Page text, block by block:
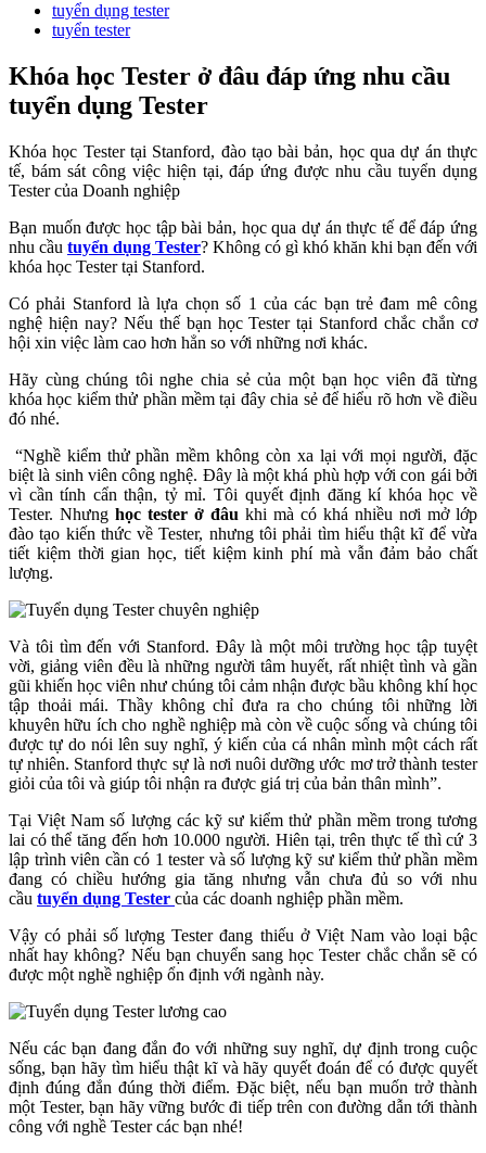
tuyển dụng tester
tuyển tester
Khóa học Tester ở đâu đáp ứng nhu cầu
tuyển dụng Tester
Khóa học Tester tại Stanford, đào tạo bài bản, học qua dự án thực
tế, bám sát công việc hiện tại, đáp ứng được nhu cầu tuyển dụng
Tester của Doanh nghiệp
Bạn muốn được học tập bài bản, học qua dự án thực tế để đáp ứng
nhu cầu tuyển dụng Tester? Không có gì khó khăn khi bạn đến với
khóa học Tester tại Stanford.
Có phải Stanford là lựa chọn số 1 của các bạn trẻ đam mê công
nghệ hiện nay? Nếu thế bạn học Tester tại Stanford chắc chắn cơ
hội xin việc làm cao hơn hẳn so với những nơi khác.
Hãy cùng chúng tôi nghe chia sẻ của một bạn học viên đã từng
khóa học kiểm thử phần mềm tại đây chia sẻ để hiểu rõ hơn về điều
đó nhé.
“Nghề kiểm thử phần mềm không còn xa lại với mọi người, đặc
biệt là sinh viên công nghệ. Đây là một khá phù hợp với con gái bởi
vì cần tính cẩn thận, tỷ mỉ. Tôi quyết định đăng kí khóa học về
Tester. Nhưng học tester ở đâu khi mà có khá nhiều nơi mở lớp
đào tạo kiến thức về Tester, nhưng tôi phải tìm hiểu thật kĩ để vừa
tiết kiệm thời gian học, tiết kiệm kinh phí mà vẫn đảm bảo chất
lượng.
Và tôi tìm đến với Stanford. Đây là một môi trường học tập tuyệt
vời, giảng viên đều là những người tâm huyết, rất nhiệt tình và gần
gũi khiến học viên như chúng tôi cảm nhận được bầu không khí học
tập thoải mái. Thầy không chỉ đưa ra cho chúng tôi những lời
khuyên hữu ích cho nghề nghiệp mà còn về cuộc sống và chúng tôi
được tự do nói lên suy nghĩ, ý kiến của cá nhân mình một cách rất
tự nhiên. Stanford thực sự là nơi nuôi dưỡng ước mơ trở thành tester
giỏi của tôi và giúp tôi nhận ra được giá trị của bản thân mình”.
Tại Việt Nam số lượng các kỹ sư kiểm thử phần mềm trong tương
lai có thể tăng đến hơn 10.000 người. Hiên tại, trên thực tế thì cứ 3
lập trình viên cần có 1 tester và số lượng kỹ sư kiểm thử phần mềm
đang có chiều hướng gia tăng nhưng vẫn chưa đủ so với nhu
cầu tuyển dụng Tester của các doanh nghiệp phần mềm.
Vậy có phải số lượng Tester đang thiếu ở Việt Nam vào loại bậc
nhất hay không? Nếu bạn chuyển sang học Tester chắc chắn sẽ có
được một nghề nghiệp ổn định với ngành này.
Nếu các bạn đang đắn đo với những suy nghĩ, dự định trong cuộc
sống, bạn hãy tìm hiểu thật kĩ và hãy quyết đoán để có được quyết
định đúng đắn đúng thời điểm. Đặc biệt, nếu bạn muốn trở thành
một Tester, bạn hãy vững bước đi tiếp trên con đường dẫn tới thành
công với nghề Tester các bạn nhé!